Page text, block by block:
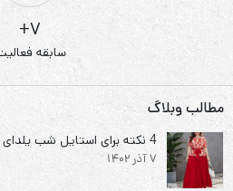
7+
سابقه
مطالب وبلاگ
4 نکته برای استایل شب یلدای خانم های پلاس سایز
7 آذر 1402